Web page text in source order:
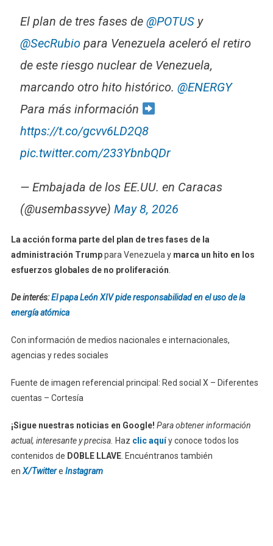
El plan de tres fases de @POTUSy
@SecRubiopara Venezuela aceleró el retiro
de este riesgo nuclear de Venezuela,
marcando otro hito histórico. @ENERGY
Para más información
https://t.co/gcvv6LD2Q8
pic.twitter.com/233YbnbQDr
— Embajada de los EE.UU. en Caracas
(@usembassyve) May 8, 2026
La acción forma parte del plan de tres fases de la
administración Trumppara Venezuela y marca un hito en los
esfuerzos globales de no proliferación
De interés:El papa León XIV pide responsabilidad en el uso de la
energía atómica
Con información de medios nacionales e internacionales,
agencias y redes sociales
Fuente de imagen referencial principal: Red social X – Diferentes
cuentas – Cortesía
¡Sigue nuestras noticias en Google! Para obtener información
actual, interesante y precisa. Haz clic aquíy conoce todos los
contenidos de DOBLE LLAVE. Encuéntranos también
en X/Twittere Instagram